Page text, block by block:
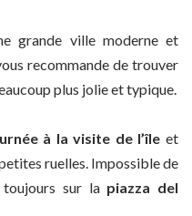
grande ville moderne et
recommande de trouver
plus jolie et typique.
à la visite de l’île et
ruelles. Impossible de
sur la piazza del